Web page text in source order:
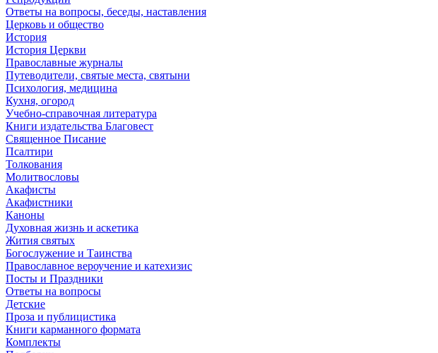
Ответы на вопросы, беседы, наставления
Церковь и общество
История
История Церкви
Православные журналы
Путеводители, святые места, святыни
Психология, медицина
Кухня, огород
Учебно-справочная литература
Книги издательства Благовест
Священное Писание
Псалтири
Толкования
Молитвословы
Акафисты
Акафистники
Каноны
Духовная жизнь и аскетика
Жития святых
Богослужение и Таинства
Православное вероучение и катехизис
Посты и Праздники
Ответы на вопросы
Детские
Проза и публицистика
Книги карманного формата
Комплекты